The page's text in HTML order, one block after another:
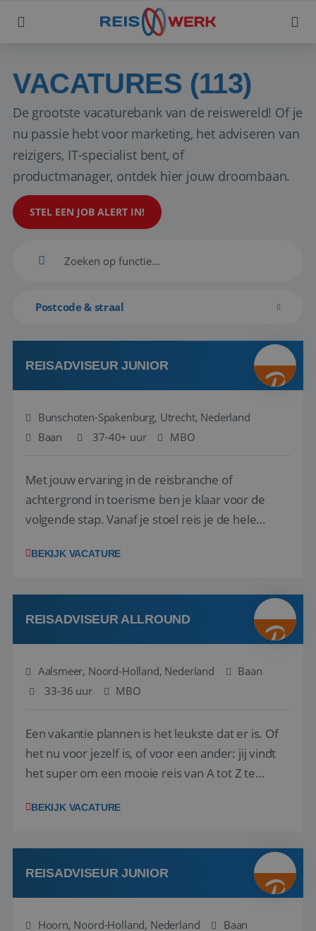
VACATURES (113)
De grootste vacaturebank van de reiswereld! Of je
nu passie hebt voor marketing, het adviseren van
reizigers, IT-specialist bent, of
productmanager, ontdek hier jouw droombaan.
STEL EEN JOB ALERT IN!
Postcode & straal
REISADVISEUR JUNIOR
Bunschoten-Spakenburg, Utrecht, Nederland
Baan
37-40+ uur MBO
Met jouw ervaring in de reisbranche of
achtergrond in toerisme ben je klaar voor de
volgende stap. Vanaf je stoel reis je de hele
wensen van je team, je klant en wat er in de
klanten te overtuigen om die droomreis te
boeken! ...
BEKIJK VACATURE
REISADVISEUR ALLROUND
Aalsmeer, Noord-Holland, Nederland
Baan
33-36 uur
MBO
Een vakantie plannen is het leukste dat er is. Of
het nu voor jezelf is, of voor een ander: jij vindt
het super om een mooie reis van A tot Z te
vakantiegangers de meest prachtige plekjes op
werken: of het nu gaat om vragen ...
BEKIJK VACATURE
REISADVISEUR JUNIOR
Hoorn, Noord-Holland, Nederland
Baan